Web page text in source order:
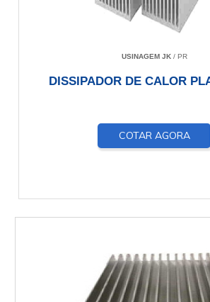
USINAGEM JK/ PR
DISSIPADOR DE CALOR
COTAR AGORA